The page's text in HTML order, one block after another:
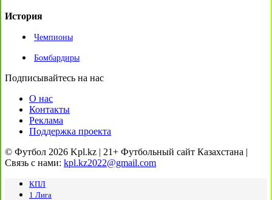
История
Чемпионы
Бомбардиры
Подписывайтесь на нас
О нас
Контакты
Реклама
Поддержка проекта
© Футбол 2026 Kpl.kz | 21+ Футбольный сайт Казахстана |
Связь с нами: kpl.kz2022@gmail.com
КПЛ
1 Лига